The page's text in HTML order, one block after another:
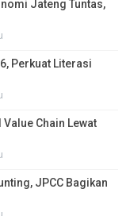
Jateng Tuntas,
Perkuat Literasi
Chain Lewat
JPCC Bagikan